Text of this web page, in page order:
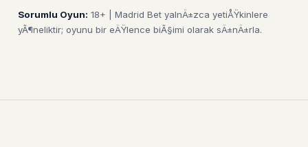
Sorumlu Oyun: 18+ | Madrid Bet yalnÄ±zca yetiÅŸkinlere
yÃ¶neliktir; oyunu bir eÄŸlence biÃ§imi olarak sÄ±nÄ±rla.